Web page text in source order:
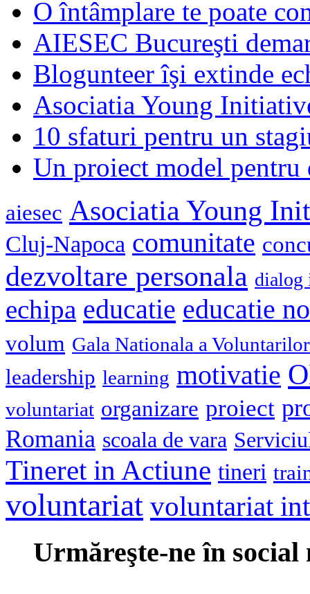
O întâmplare te poate
AIESEC Bucureşti
Blogunteer îşi extinde
Asociatia Young
10 sfaturi pentru un
Un proiect model
aiesec Asociatia Young
Cluj-Napoca comunitate
dezvoltare personala dialog
echipa educatie educatie
volum Gala Nationala a Voluntarilor
leadership learning motivatie
voluntariat organizare proiect
Romania scoala de vara
Tineret in Actiune tineri
voluntariat voluntariat
Urmăreşte-ne în social